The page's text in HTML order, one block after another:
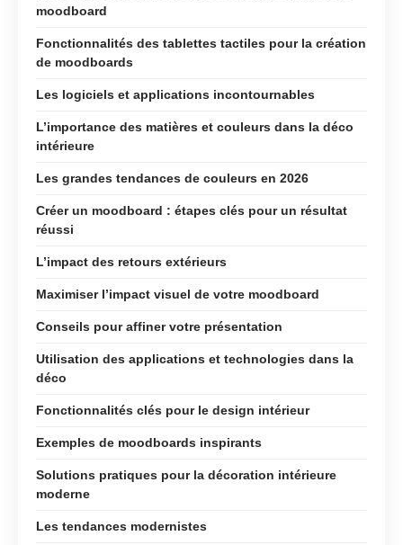
moodboard
Fonctionnalités des tablettes tactiles pour la création
de moodboards
Les logiciels et applications incontournables
L’importance des matières et couleurs dans la déco
intérieure
Les grandes tendances de couleurs en 2026
Créer un moodboard : étapes clés pour un résultat
réussi
L’impact des retours extérieurs
Maximiser l’impact visuel de votre moodboard
Conseils pour affiner votre présentation
Utilisation des applications et technologies dans la
déco
Fonctionnalités clés pour le design intérieur
Exemples de moodboards inspirants
Solutions pratiques pour la décoration intérieure
moderne
Les tendances modernistes